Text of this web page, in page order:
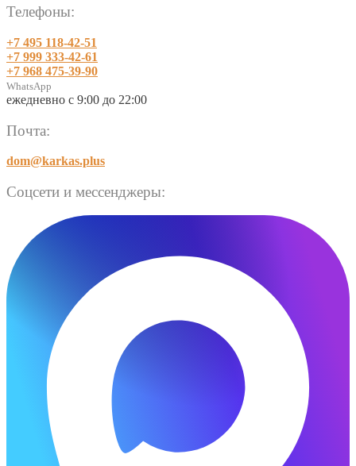
Телефоны:
+7 495 118-42-51
+7 999 333-42-61
+7 968 475-39-90
WhatsApp
ежедневно с 9:00 до 22:00
Почта:
dom@karkas.plus
Соцсети и мессенджеры: